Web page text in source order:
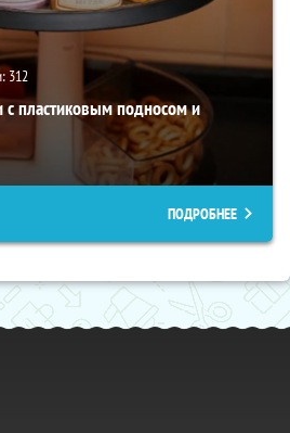
312
с пластиковым подносом и
ПОДРОБНЕЕ